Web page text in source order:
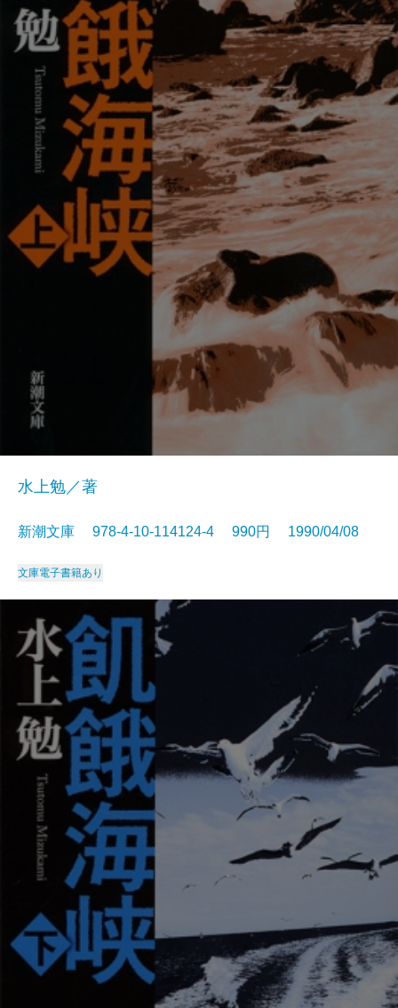
水上勉／著
新潮文庫 978-4-10-114124-4 990円 1990/04/08
文庫電子書籍あり